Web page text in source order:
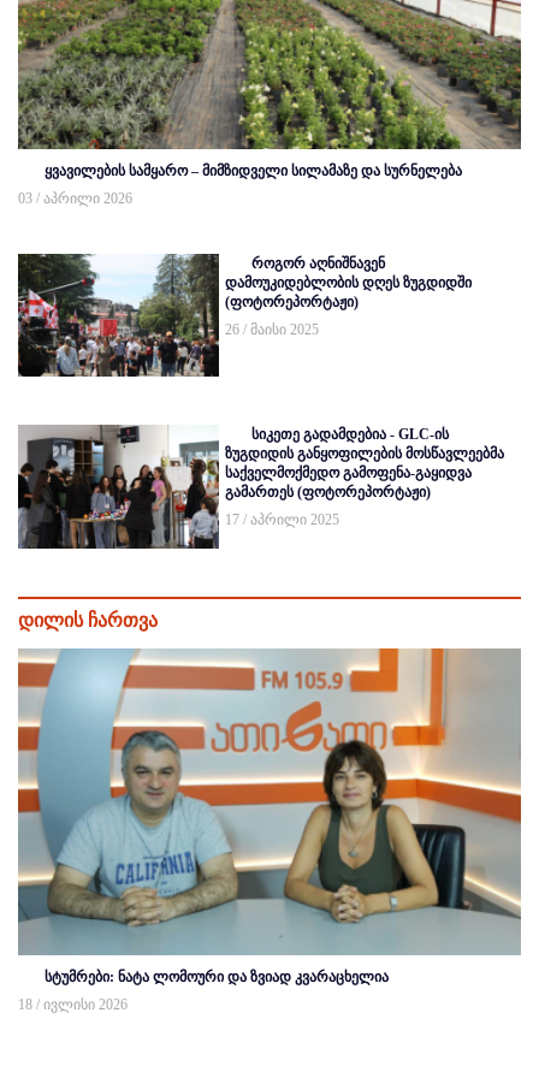
ყვავილების სამყარო – მიმზიდველი სილამაზე და სურნელება
03 / აპრილი 2026
როგორ აღნიშნავენ
დამოუკიდებლობის დღეს ზუგდიდში
(ფოტორეპორტაჟი)
26 / მაისი 2025
სიკეთე გადამდებია - GLC-ის
ზუგდიდის განყოფილების მოსწავლეებმა
საქველმოქმედო გამოფენა-გაყიდვა
გამართეს (ფოტორეპორტაჟი)
17 / აპრილი 2025
დილის ჩართვა
სტუმრები: ნატა ლომოური და ზვიად კვარაცხელია
18 / ივლისი 2026